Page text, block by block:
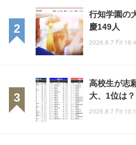
行知学園の
慶149人
2026.8.7 Fri
高校生が志
大、1位は？
2026.8.7 Fri